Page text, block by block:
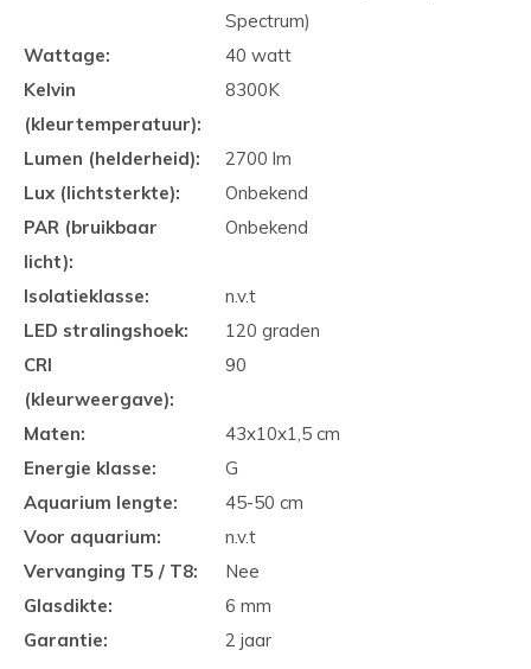
Spectrum)
Wattage:
40 watt
Kelvin
(kleurtemperatuur):
8300K
Lumen (helderheid):
2700 lm
Lux (lichtsterkte):
Onbekend
PAR (bruikbaar
licht):
Onbekend
Isolatieklasse:
n.v.t
LED stralingshoek:
120 graden
CRI
(kleurweergave):
90
Maten:
43x10x1,5 cm
Energie klasse:
G
Aquarium lengte:
45-50 cm
Voor aquarium:
n.v.t
Vervanging T5 / T8:
Nee
Glasdikte:
6 mm
Garantie:
2 jaar